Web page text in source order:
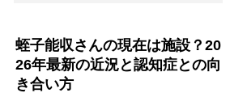
蛭子能収さんの現在は施設？20
26年最新の近況と認知症との向
き合い方